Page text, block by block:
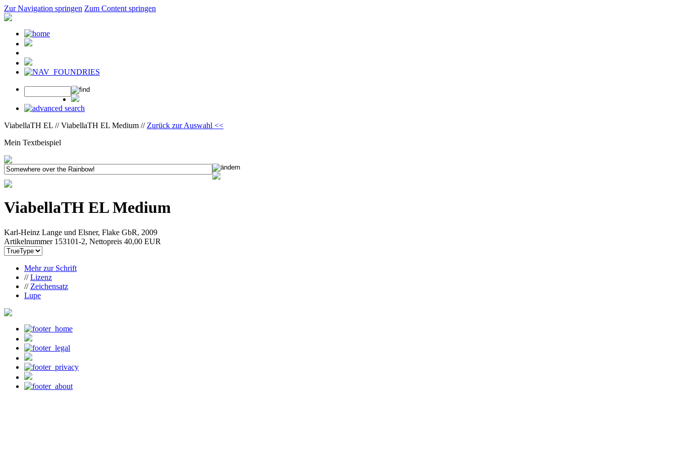
Zur Navigation springen Zum Content springen
ViabellaTH EL // ViabellaTH EL Medium // Zurück zur Auswahl <<
Mein Textbeispiel
ViabellaTH EL Medium
Karl-Heinz Lange und Elsner, Flake GbR, 2009
Artikelnummer 153101-2, Nettopreis 40,00 EUR
Mehr zur Schrift
//Lizenz
// Zeichensatz
Lupe